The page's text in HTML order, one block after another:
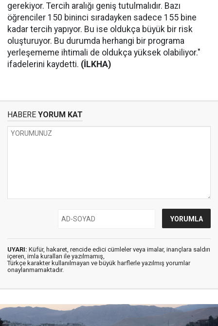
gerekiyor. Tercih aralığı geniş tutulmalıdır. Bazı
öğrenciler 150 bininci sıradayken sadece 155 bine
kadar tercih yapıyor. Bu ise oldukça büyük bir risk
oluşturuyor. Bu durumda herhangi bir programa
yerleşememe ihtimali de oldukça yüksek olabiliyor."
ifadelerini kaydetti. (İLKHA)
HABERE YORUM KAT
UYARI: Küfür, hakaret, rencide edici cümleler veya imalar, inançlara saldırı
içeren, imla kuralları ile yazılmamış,
Türkçe karakter kullanılmayan ve büyük harflerle yazılmış yorumlar
onaylanmamaktadır.